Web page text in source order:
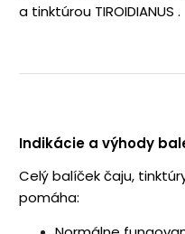
a tinktúrou TIROIDIANUS .
Indikácie a výhody
Celý balíček čaju,
pomáha: